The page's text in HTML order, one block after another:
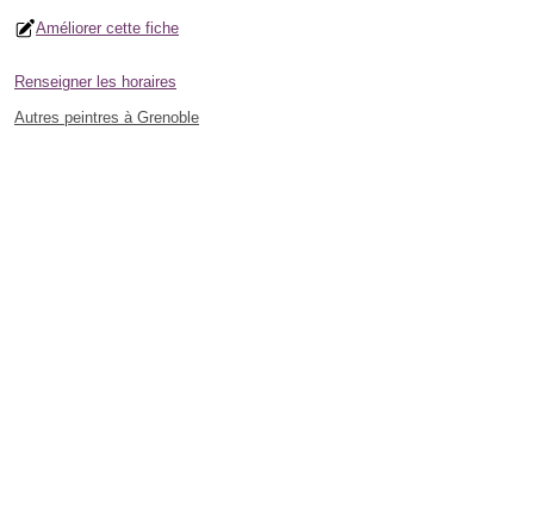
Améliorer cette fiche
Renseigner les horaires
Autres peintres à Grenoble